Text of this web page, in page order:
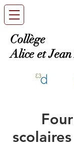
Collège
Alice et
scolaires